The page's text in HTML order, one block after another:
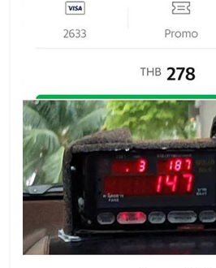
ขาย
แฟ
รน
ไชส์